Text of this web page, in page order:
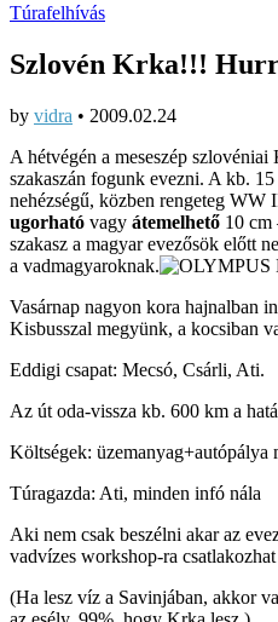
Túrafelhívás
Szlovén Krka!!!
by vidra • 2009.02.24
A hétvégén a meseszép
szakaszán fogunk evezni. A kb.
nehézségű, közben rengeteg WW
ugorható vagy átemelhető 10 cm
szakasz a magyar evezősök előtt
a vadmagyaroknak.
Vasárnap nagyon kora hajnalban
Kisbusszal megyünk, a kocsiban
Eddigi csapat: Mecsó, Csárli, Ati.
Az út oda-vissza kb. 600 km a
Költségek: üzemanyag+autópálya
Túragazda: Ati, minden infó nála
Aki nem csak beszélni akar az
vadvízes workshop-ra
(Ha lesz víz a Savinjában, akkor